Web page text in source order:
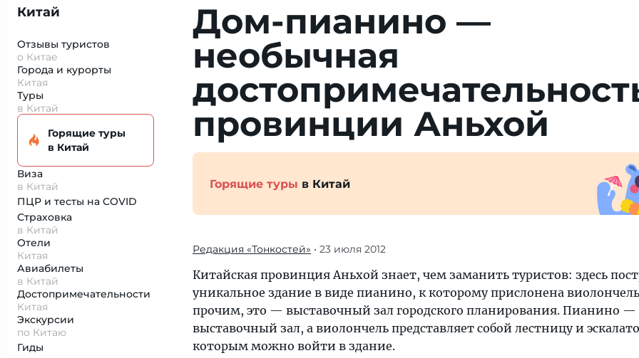
Китай
Отзывы туристов
о Китае
Города и курорты
Китая
Туры
в Китай
Горящие туры
в Китай
Виза
в Китай
ПЦР и тесты на COVID
Страховка
в Китай
Отели
Китая
Авиабилеты
в Китай
Достопримеча­тельности
Китая
Экскурсии
по Китаю
Гиды
Дом-пианино —
необычная
провинции Аньхой
Горящие туры в Китай
Редакция «Тонкостей» • 23 июля 2012
Китайская провинция Аньхой знает, чем заманить туристов: здесь
уникальное здание в виде пианино, к которому прислонена
прочим, это — выставочный зал городского планирования. Пианино —
выставочный зал, а виолончель представляет собой лестницу и
которым можно войти в здание.